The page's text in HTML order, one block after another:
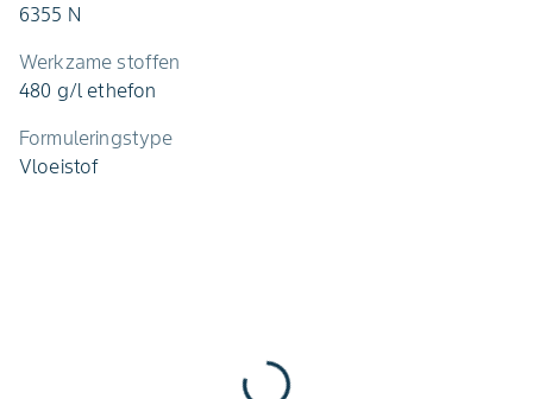
6355 N
Werkzame stoffen
480 g/l ethefon
Formuleringstype
Vloeistof